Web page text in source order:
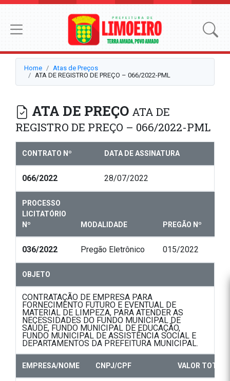
Home
Atas de Preços
ATA DE REGISTRO DE PREÇO – 066/2022-PML
ATA DE PREÇO ATA DE
REGISTRO DE PREÇO – 066/2022-PML
CONTRATO Nº DATA DE ASSINATURA
066/2022 28/07/2022
PROCESSO
LICITATÓRIO
Nº
MODALIDADE PREGÃO Nº
036/2022 Pregão Eletrônico 015/2022
OBJETO
CONTRATAÇÃO DE EMPRESA PARA
FORNECIMENTO FUTURO E EVENTUAL DE
MATERIAL DE LIMPEZA, PARA ATENDER AS
NECESSIDADES DO FUNDO MUNICIPAL DE
SAÚDE, FUNDO MUNICIPAL DE EDUCAÇÃO,
FUNDO MUNICIPAL DE ASSISTÊNCIA SOCIAL E
DEPARTAMENTOS DA PREFEITURA MUNICIPAL.
EMPRESA/NOME CNPJ/CPF VALOR TOTAL